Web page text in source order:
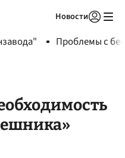
Новости
Проблемы с